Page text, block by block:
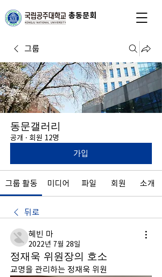
총동문회
그룹
동문갤러리
공개 · 회원 12명
가입
그룹 활동 미디어 파일 회원 소개
뒤로
혜빈 마
2022년 7월 28일
정재욱 위원장의 호소
교명을 관리하는 정재욱 위원